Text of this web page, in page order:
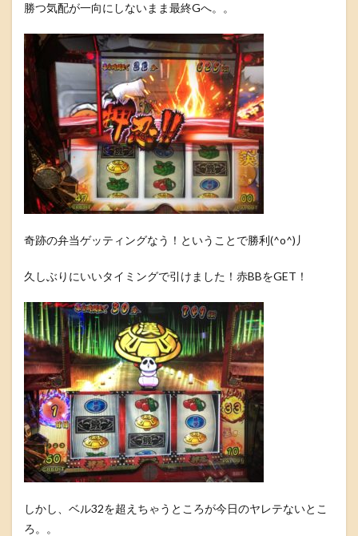
勝つ気配が一向にしないまま最終Gへ。。
奇跡の弁当ゲッティングなう！ということで勝利(^o^)丿
久しぶりにいいタイミングで引けました！赤BBをGET！
しかし、ベル32を超えちゃうところが今日のヤレテないとこ
ろ。。